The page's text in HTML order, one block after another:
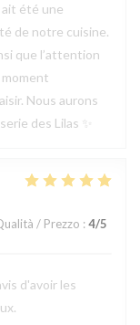
ait été une
de notre cuisine.
que l’attention
Nous aurons
des Lilas ✨
/ Prezzo : 4/5
d'avoir les